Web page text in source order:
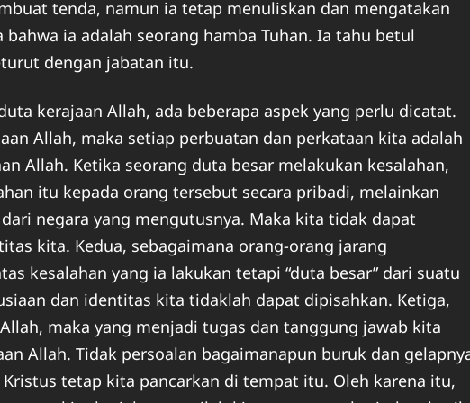
tenda, namun ia tetap menuliskan dan mengatakan
ia adalah seorang hamba Tuhan. Ia tahu betul
dengan jabatan itu.
kerajaan Allah, ada beberapa aspek yang perlu dicatat.
Allah, maka setiap perbuatan dan perkataan kita adalah
Allah. Ketika seorang duta besar melakukan kesalahan,
itu kepada orang tersebut secara pribadi, melainkan
negara yang mengutusnya. Maka kita tidak dapat
kita. Kedua, sebagaimana orang-orang jarang
kesalahan yang ia lakukan tetapi “duta besar” dari suatu
dan identitas kita tidaklah dapat dipisahkan. Ketiga,
maka yang menjadi tugas dan tanggung jawab kita
Allah. Tidak persoalan bagaimanapun buruk dan
tetap kita pancarkan di tempat itu. Oleh karena itu,